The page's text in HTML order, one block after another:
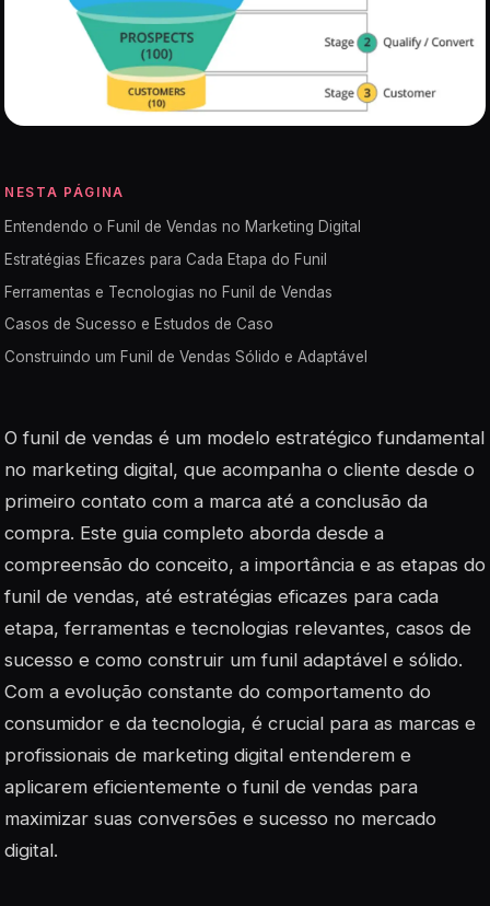
NESTA PÁGINA
Entendendo o Funil de Vendas no Marketing Digital
Estratégias Eficazes para Cada Etapa do Funil
Ferramentas e Tecnologias no Funil de Vendas
Casos de Sucesso e Estudos de Caso
Construindo um Funil de Vendas Sólido e Adaptável
O funil de vendas é um modelo estratégico fundamental
no marketing digital, que acompanha o cliente desde o
primeiro contato com a marca até a conclusão da
compra. Este guia completo aborda desde a
compreensão do conceito, a importância e as etapas do
funil de vendas, até estratégias eficazes para cada
etapa, ferramentas e tecnologias relevantes, casos de
sucesso e como construir um funil adaptável e sólido.
Com a evolução constante do comportamento do
consumidor e da tecnologia, é crucial para as marcas e
profissionais de marketing digital entenderem e
aplicarem eficientemente o funil de vendas para
maximizar suas conversões e sucesso no mercado
digital.